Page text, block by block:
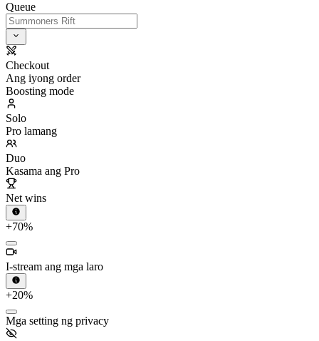
Queue
Checkout
Ang iyong order
Boosting mode
Solo
Pro lamang
Duo
Kasama ang Pro
Net wins
+70%
I-stream ang mga laro
+20%
Mga setting ng privacy